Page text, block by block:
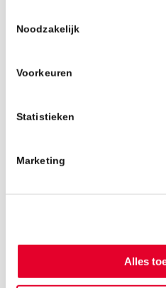
Noodzakelijk
Voorkeuren
Statistieken
Marketing
Alles